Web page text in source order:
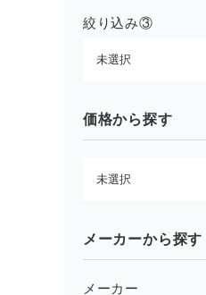
絞り込み③
価格から探す
メーカーから探す
メーカー